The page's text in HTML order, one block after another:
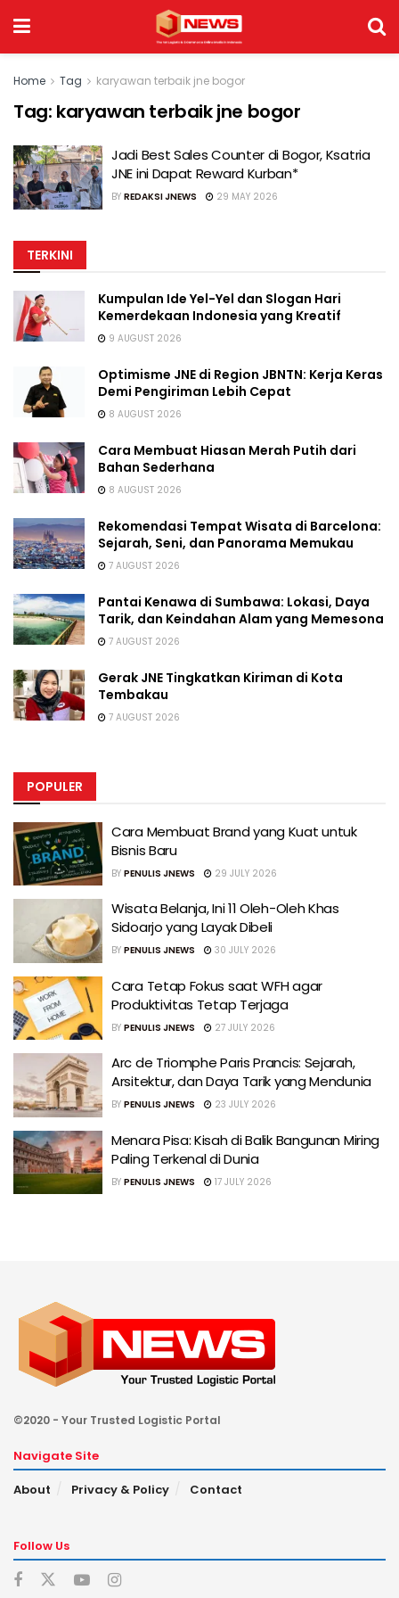
Home Tag karyawan terbaik jne bogor
Tag: karyawan terbaik jne bogor
Jadi Best Sales Counter di Bogor, Ksatria
JNE ini Dapat Reward Kurban*
BY REDAKSI JNEWS 29 MAY 2026
TERKINI
Kumpulan Ide Yel-Yel dan Slogan Hari
Kemerdekaan Indonesia yang Kreatif
9 AUGUST 2026
Optimisme JNE di Region JBNTN: Kerja Keras
Demi Pengiriman Lebih Cepat
8 AUGUST 2026
Cara Membuat Hiasan Merah Putih dari
Bahan Sederhana
8 AUGUST 2026
Rekomendasi Tempat Wisata di Barcelona:
Sejarah, Seni, dan Panorama Memukau
7 AUGUST 2026
Pantai Kenawa di Sumbawa: Lokasi, Daya
Tarik, dan Keindahan Alam yang Memesona
7 AUGUST 2026
Gerak JNE Tingkatkan Kiriman di Kota
Tembakau
7 AUGUST 2026
POPULER
Cara Membuat Brand yang Kuat untuk
Bisnis Baru
BY PENULIS JNEWS 29 JULY 2026
Wisata Belanja, Ini 11 Oleh-Oleh Khas
Sidoarjo yang Layak Dibeli
BY PENULIS JNEWS 30 JULY 2026
Cara Tetap Fokus saat WFH agar
Produktivitas Tetap Terjaga
BY PENULIS JNEWS 27 JULY 2026
Arc de Triomphe Paris Prancis: Sejarah,
Arsitektur, dan Daya Tarik yang Mendunia
BY PENULIS JNEWS 23 JULY 2026
Menara Pisa: Kisah di Balik Bangunan Miring
Paling Terkenal di Dunia
BY PENULIS JNEWS 17 JULY 2026
©2020 - Your Trusted Logistic Portal
Navigate Site
About
Privacy & Policy Contact
Follow Us